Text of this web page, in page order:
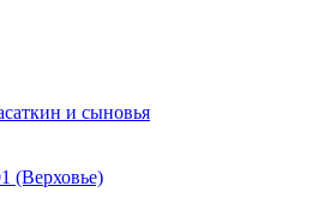
и сыновья
(Верховье)